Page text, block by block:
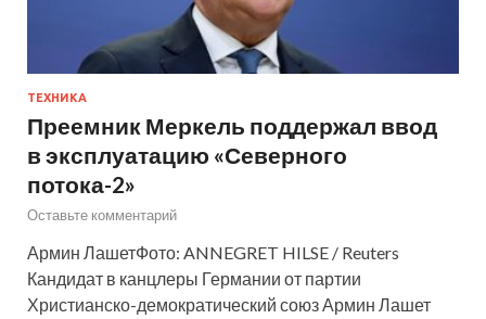
ТЕХНИКА
Преемник Меркель поддержал ввод
в эксплуатацию «Северного
потока-2»
Оставьте комментарий
Армин ЛашетФото: ANNEGRET HILSE / Reuters
Кандидат в канцлеры Германии от партии
Христианско-демократический союз Армин Лашет